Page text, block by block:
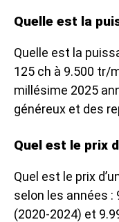
Quelle est la
Quelle est la
125 ch à 9.500 tr/
millésime 2025
généreux et des
Quel est le prix
Quel est le prix
selon les années :
(2020-2024) et